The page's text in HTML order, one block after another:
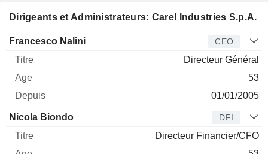
Dirigeants et Administrateurs: Carel Industries S.p.A.
Dirigeant Titre Age
Francesco Nalini CEO
Directeur Général
53
01/01/2005
Nicola Biondo DFI
Directeur Financier/CFO